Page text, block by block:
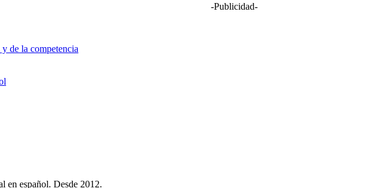
-Publicidad-
de la competencia
en español. Desde 2012.